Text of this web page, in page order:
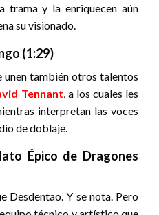
trama y la enriquecen aún
su visionado.
(1:29)
también otros talentos
Tennant, a los cuales les
interpretan las voces
de doblaje.
Épico de Dragones
Desdentao. Y se nota. Pero